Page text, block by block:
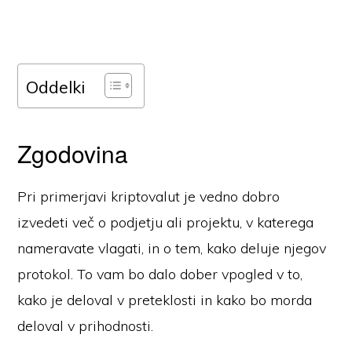
Oddelki
Zgodovina
Pri primerjavi kriptovalut je vedno dobro
izvedeti več o podjetju ali projektu, v katerega
nameravate vlagati, in o tem, kako deluje njegov
protokol. To vam bo dalo dober vpogled v to,
kako je deloval v preteklosti in kako bo morda
deloval v prihodnosti.